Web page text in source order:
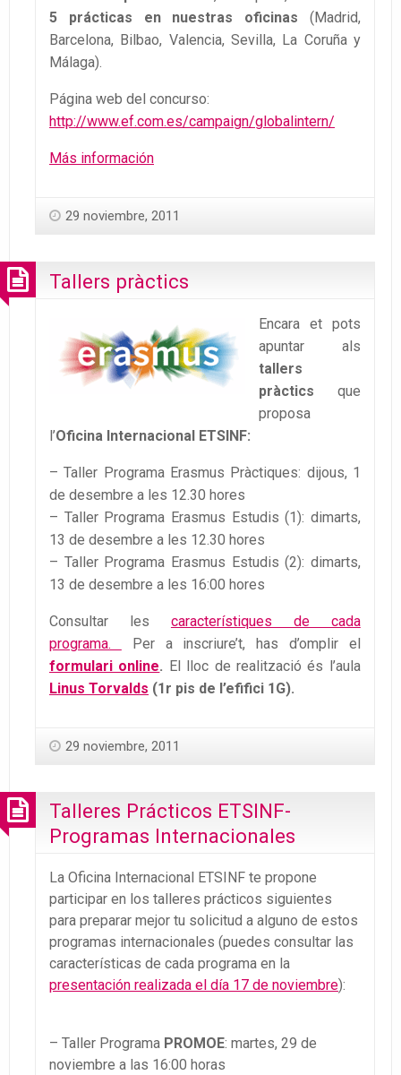
5 prácticas en nuestras oficinas (Madrid,
Barcelona, Bilbao, Valencia, Sevilla, La Coruña y
Málaga).
Página web del concurso:
http://www.ef.com.es/campaign/globalintern/
Más información
29 noviembre, 2011
Tallers pràctics
Encara et pots
apuntar als
tallers
pràctics que
proposa
l’Oficina Internacional ETSINF:
– Taller Programa Erasmus Pràctiques: dijous, 1
de desembre a les 12.30 hores
– Taller Programa Erasmus Estudis (1): dimarts,
13 de desembre a les 12.30 hores
– Taller Programa Erasmus Estudis (2): dimarts,
13 de desembre a les 16:00 hores
Consultar les característiques de cada
programa.
Per a inscriure’t, has d’omplir el
formulari online. El lloc de realització és l’aula
Linus Torvalds (1r pis de l’efifici 1G).
29 noviembre, 2011
Talleres Prácticos ETSINF-
Programas Internacionales
La Oficina Internacional ETSINF te propone
participar en los talleres prácticos siguientes
para preparar mejor tu solicitud a alguno de estos
programas internacionales (puedes consultar las
características de cada programa en la
presentación realizada el día 17 de noviembre):
– Taller Programa PROMOE: martes, 29 de
noviembre a las 16:00 horas